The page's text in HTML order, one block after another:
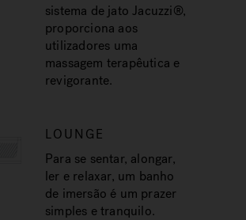
sistema de jato Jacuzzi®,
proporciona aos
utilizadores uma
massagem terapêutica e
revigorante.
LOUNGE
Para se sentar, alongar,
ler e relaxar, um banho
de imersão é um prazer
simples e tranquilo.